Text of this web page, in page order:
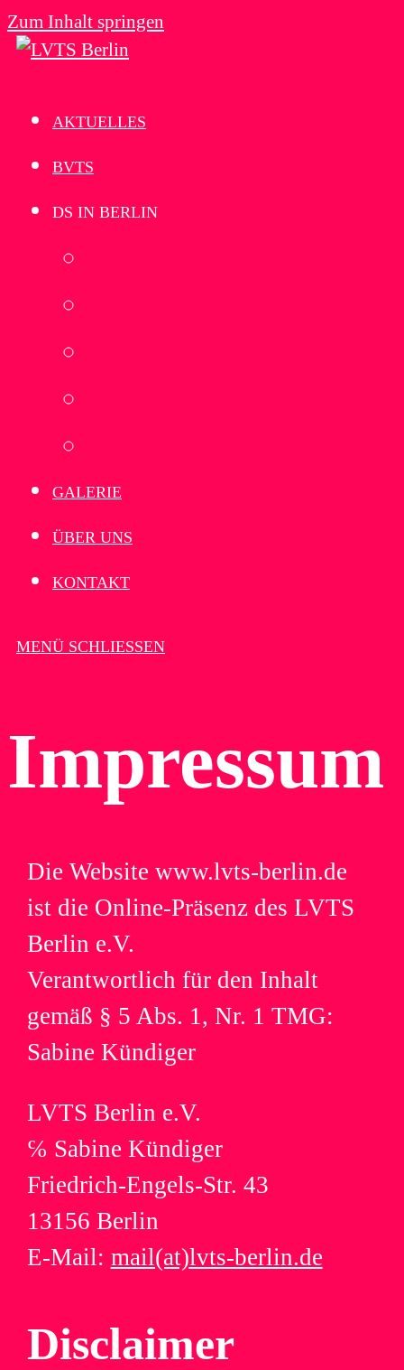
Zum Inhalt springen
AKTUELLES
BVTS
DS IN BERLIN
GALERIE
ÜBER UNS
KONTAKT
MENÜ SCHLIESSEN
Impressum
Die Web­site www.lvts-berlin.de
ist die Online-Präsenz des LVTS
Berlin e.V.
Ver­ant­wort­lich für den Inhalt
gemäß § 5 Abs. 1, Nr. 1 TMG:
Sabine Kündiger
LVTS Berlin e.V.
℅ Sabine Kündiger
Friedrich-Engels-Str. 43
13156 Berlin
E-Mail: mail(at)lvts-berlin.de
Dis­clai­mer